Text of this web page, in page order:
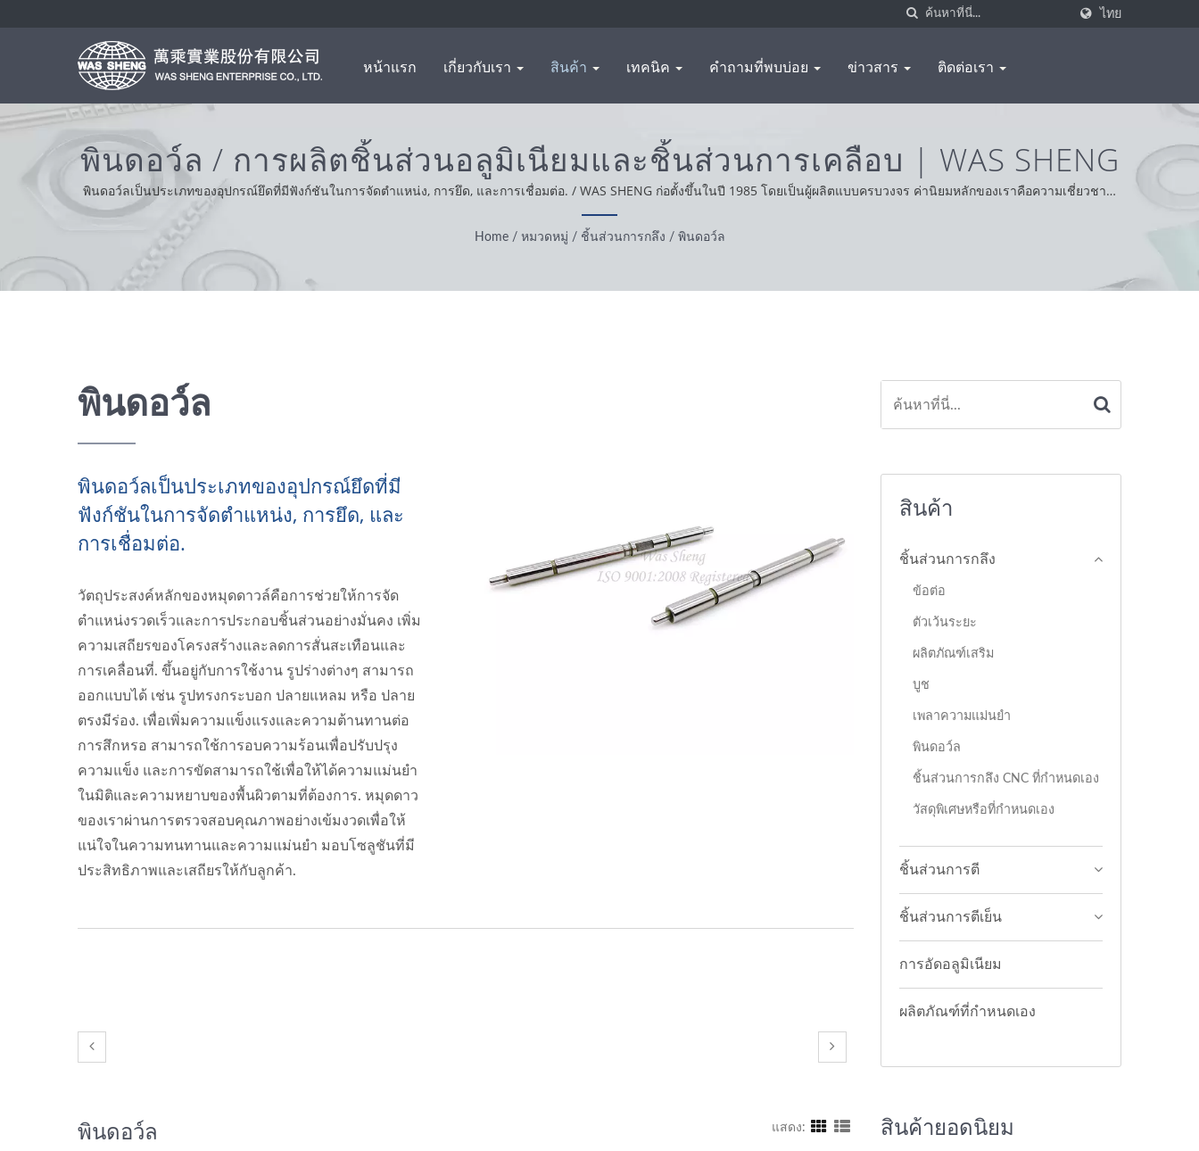
ไทย
หน้าแรก เกี่ยวกับเรา สินค้า เทคนิค คำถามที่พบบ่อย ข่าวสาร ติดต่อเรา
พินดอว์ล / การผลิตชิ้นส่วนอลูมิเนียมและชิ้นส่วนการเคลือบ | WAS SHENG
พินดอว์ลเป็นประเภทของอุปกรณ์ยึดที่มีฟังก์ชันในการจัดตำแหน่ง, การยึด, และการเชื่อมต่อ. / WAS SHENG ก่อตั้งขึ้นในปี 1985 โดยเป็นผู้ผลิตแบบครบวงจร ค่านิยมหลักของเราคือความเชี่ยวชาญ
ความสะดวกสบายและการแก้ปัญหา จากการสนับสนุนลูกค้าของเราทั่วโลก เราดำเนินธุรกิจด้วยความซื่อสัตย์ มีทัศนคติที่เหมาะสมและเป็นที่เชื่อถือให้บริการและผลิตภัณฑ์ที่ดีที่สุด
Home / หมวดหมู่ / ชิ้นส่วนการกลึง / พินดอว์ล
พินดอว์ล
พินดอว์ลเป็นประเภทของอุปกรณ์ยึดที่มี
ฟังก์ชันในการจัดตำแหน่ง, การยึด, และ
การเชื่อมต่อ.
วัตถุประสงค์หลักของหมุดดาวล์คือการช่วยให้การจัด
ตำแหน่งรวดเร็วและการประกอบชิ้นส่วนอย่างมั่นคง เพิ่ม
ความเสถียรของโครงสร้างและลดการสั่นสะเทือนและ
การเคลื่อนที่. ขึ้นอยู่กับการใช้งาน รูปร่างต่างๆ สามารถ
ออกแบบได้ เช่น รูปทรงกระบอก ปลายแหลม หรือ ปลาย
ตรงมีร่อง. เพื่อเพิ่มความแข็งแรงและความต้านทานต่อ
การสึกหรอ สามารถใช้การอบความร้อนเพื่อปรับปรุง
ความแข็ง และการขัดสามารถใช้เพื่อให้ได้ความแม่นยำ
ในมิติและความหยาบของพื้นผิวตามที่ต้องการ. หมุดดาว
ของเราผ่านการตรวจสอบคุณภาพอย่างเข้มงวดเพื่อให้
แน่ใจในความทนทานและความแม่นยำ มอบโซลูชันที่มี
ประสิทธิภาพและเสถียรให้กับลูกค้า.
พินดอว์ล แสดง:
สินค้า
ชิ้นส่วนการกลึง
ข้อต่อ
ตัวเว้นระยะ
ผลิตภัณฑ์เสริม
บูช
เพลาความแม่นยำ
พินดอว์ล
ชิ้นส่วนการกลึง CNC ที่กำหนดเอง
วัสดุพิเศษหรือที่กำหนดเอง
ชิ้นส่วนการตี
ชิ้นส่วนการตีเย็น
การอัดอลูมิเนียม
ผลิตภัณฑ์ที่กำหนดเอง
สินค้ายอดนิยม